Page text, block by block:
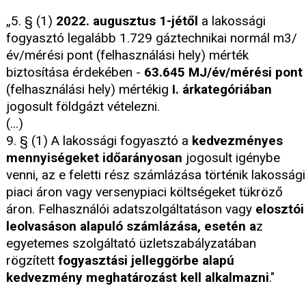
„5. § (1) 2022. augusztus 1-jétől a lakossági
fogyasztó legalább 1.729 gáztechnikai normál m3/
év/mérési pont (felhasználási hely) mérték
biztosítása érdekében - 63.645 MJ/év/mérési pont
(felhasználási hely) mértékig I. árkategóriában
jogosult földgázt vételezni.
(...)
9. § (1) A lakossági fogyasztó a kedvezményes
mennyiségeket időarányosan jogosult igénybe
venni, az e feletti rész számlázása történik lakossági
piaci áron vagy versenypiaci költségeket tükröző
áron. Felhasználói adatszolgáltatáson vagy elosztói
leolvasáson alapuló számlázása, esetén az
egyetemes szolgáltató üzletszabályzatában
rögzített fogyasztási jelleggörbe alapú
kedvezmény meghatározást kell alkalmazni."